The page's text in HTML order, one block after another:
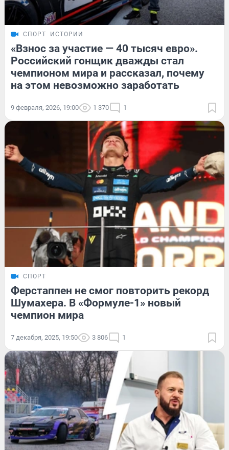
СПОРТ ИСТОРИИ
«Взнос за участие — 40 тысяч евро».
Российский гонщик дважды стал
чемпионом мира и рассказал, почему
на этом невозможно заработать
9 февраля, 2026, 19:00 1 370 1
СПОРТ
Ферстаппен не смог повторить рекорд
Шумахера. В «Формуле-1» новый
чемпион мира
7 декабря, 2025, 19:50 3 806 1